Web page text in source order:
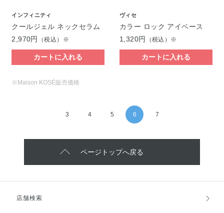
インフィニティ
クールジェル ネックセラム
2,970円
（税込）※
カートに入れる
ヴィセ
カラー ロック アイベース
1,320円
（税込）※
カートに入れる
※Maison KOSÉ販売価格
3 4 5 6 7
ページトップへ戻る
店舗検索